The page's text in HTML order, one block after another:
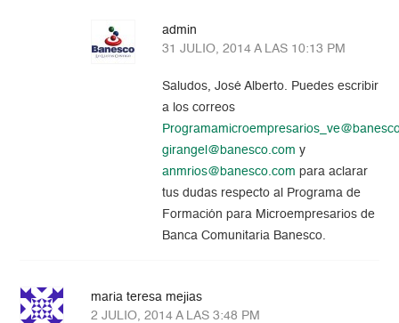
admin
31 JULIO, 2014 A LAS 10:13 PM
Saludos, José Alberto. Puedes escribir
a los correos
girangel@banesco.com y
anmrios@banesco.com para aclarar
tus dudas respecto al Programa de
Formación para Microempresarios de
Banca Comunitaria Banesco.
maria teresa mejias
2 JULIO, 2014 A LAS 3:48 PM